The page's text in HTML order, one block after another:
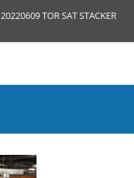
20220609 TOR SAT STACKER